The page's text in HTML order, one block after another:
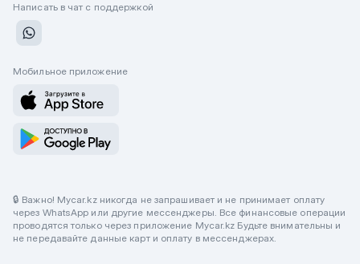
Написать в чат с поддержкой
Мобильное приложение
🔒 Важно! Mycar.kz никогда не запрашивает и не принимает оплату
через WhatsApp или другие мессенджеры. Все финансовые операции
проводятся только через приложение Mycar.kz Будьте внимательны и
не передавайте данные карт и оплату в мессенджерах.